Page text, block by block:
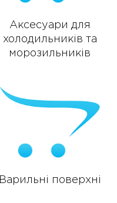
Аксесуари для
холодильників та
морозильників
Варильні поверхні